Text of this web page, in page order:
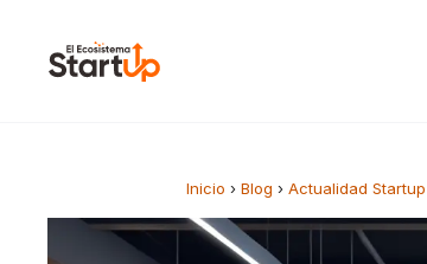
Inicio › Blog › Actualidad Startup